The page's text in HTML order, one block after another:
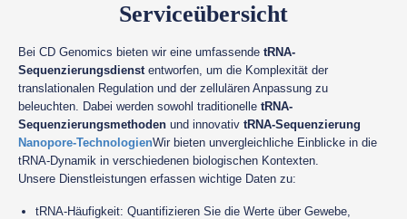
Serviceübersicht
Bei CD Genomics bieten wir eine umfassende tRNA-
Sequenzierungsdienstentworfen, um die Komplexität der
translationalen Regulation und der zellulären Anpassung zu
beleuchten. Dabei werden sowohl traditionelle tRNA-
Sequenzierungsmethoden und innovativ tRNA-Sequenzierung
Nanopore-TechnologienWir bieten unvergleichliche Einblicke in die
tRNA-Dynamik in verschiedenen biologischen Kontexten.
Unsere Dienstleistungen erfassen wichtige Daten zu:
tRNA-Häufigkeit: Quantifizieren Sie die Werte über Gewebe,